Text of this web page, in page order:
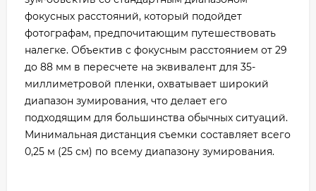
фокусных расстояний, который подойдет
фотографам, предпочитающим путешествовать
налегке. Объектив с фокусным расстоянием от 29
до 88 мм в пересчете на эквивалент для 35-
миллиметровой пленки, охватывает широкий
диапазон зумирования, что делает его
подходящим для большинства обычных ситуаций.
Минимальная дистанция съемки составляет всего
0,25 м (25 см) по всему диапазону зумирования.